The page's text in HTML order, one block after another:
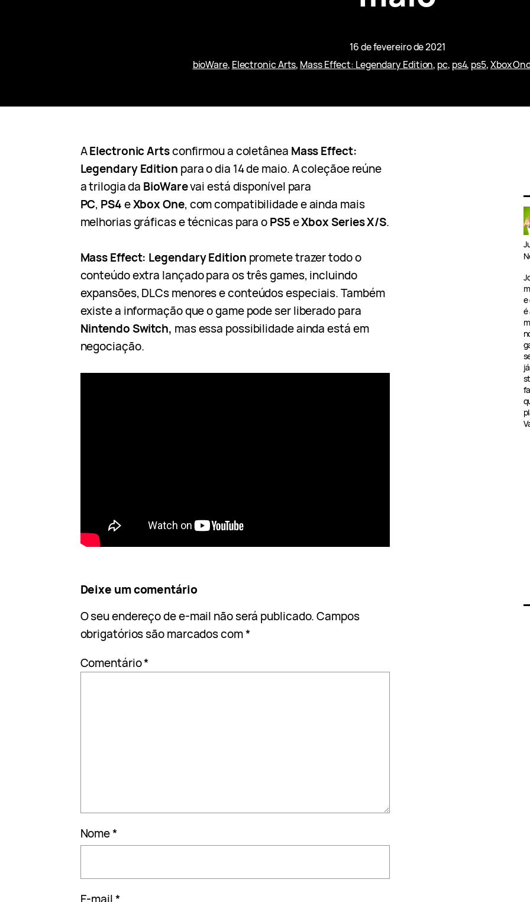
16 de fevereiro de 2021
bioWare, Electronic Arts, Mass Effect: Legendary Edition, pc, ps4, ps5, Xbox
AElectronic Artsconfirmou a coletânea Mass Effect:
Legendary Edition para o dia 14 de maio. A coleçãoe reúne
a trilogia da BioWarevai está disponível para
PC, PS4eXbox One, com compatibilidade e ainda mais
melhorias gráficas e técnicas para oPS5eXbox Series X/S.
Mass Effect: Legendary Edition promete trazer todo o
conteúdo extra lançado para os três games, incluindo
expansões, DLCs menores e conteúdos especiais. Também
existe a informação que o game pode ser liberado para
Nintendo Switch, mas essa possibilidade ainda está em
negociação.
Deixe um comentário
O seu endereço de e-mail não será publicado. Campos
obrigatórios são marcados com*
Comentário*
Nome*
e
é